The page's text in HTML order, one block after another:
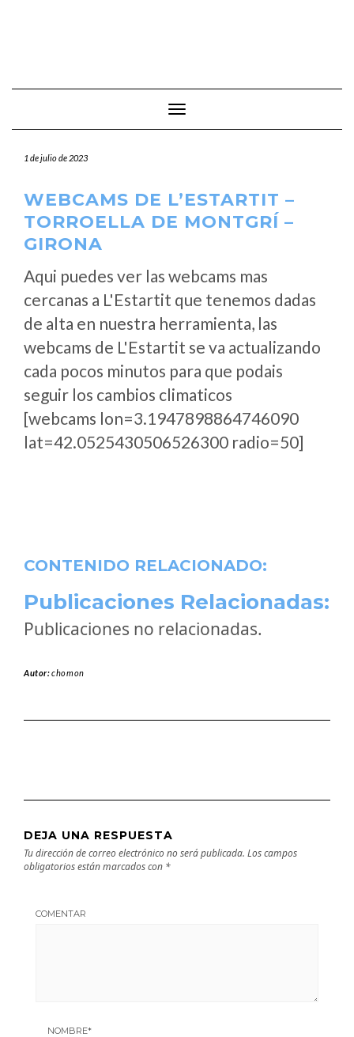
Cambiar modo de navegación
1 de julio de 2023
WEBCAMS DE L’ESTARTIT –
TORROELLA DE MONTGRÍ –
GIRONA
Aqui puedes ver las webcams mas
cercanas a L'Estartit que tenemos dadas
de alta en nuestra herramienta, las
webcams de L'Estartit se va actualizando
cada pocos minutos para que podais
seguir los cambios climaticos
[webcams lon=3.1947898864746090
lat=42.0525430506526300 radio=50]
CONTENIDO RELACIONADO:
Publicaciones Relacionadas:
Publicaciones no relacionadas.
Autor:chomon
DEJA UNA RESPUESTA
Tu dirección de correo electrónico no será publicada. Los campos
obligatorios están marcados con *
COMENTAR
NOMBRE*